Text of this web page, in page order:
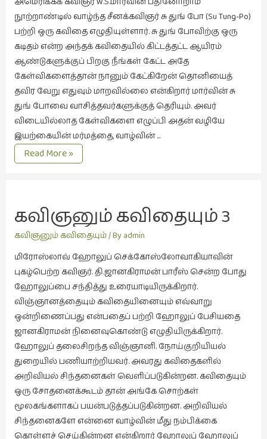
இசை
(23)
இணையதளம்
(23)
இந்திய
இலக்கியம்
இயற்கை
இன்னொரு
கவிதை
உலக
இலக்கியப்
பேருரைகள்
ஊடகம்
எனக்குப்
பிடித்த
கதைகள்
(39)
எனது
நூற்றாண்டில் வாழ்ந்த சீனக்கவிஞர் சு துங் போ (Su Tung-Po)
பற்றி ஒரு கவிதை எழுதியுள்ளார். சு துங் போவிற்கு ஒரு
கடிதம் என்ற அந்தக் கவிதையில் கிட்டத்தட்ட ஆயிரம்
ஆண்டுகளுக்குப் பிறகு நீங்கள் கேட்ட அதே
கேள்விகளைத்தான் நானும் கேட்கிறேன் தொனியைத்
தவிர வேறு எதுவும் மாறவில்லை என்கிறார் மார்வின் சு
துங் போவை வாசித்தவர்களுக்குத் தெரியும். அவர்
விடையில்லாத கேள்விகளை எழுப்பி அதன் வழியே
இயற்கையின் மர்மத்தை, வாழ்வின் …
கவிஞனும்
கவிதையும்
துங்
போவின்
நிலவு
Read More »
கவிஞனும் கவிதையும் 3
கவிதையின்
ரசாயனக்கூடம்
கவிஞனும் கவிதையும்/ By admin
மிரோஸ்லாவ் ஹோலுப் செக்கோஸ்லோவாகியாவின்
புகழ்பெற்ற கவிஞர். தி.ஜானகிராமன் பாரீஸ் சென்ற போது
ஹோலுப்பை சந்தித்து உரையாடியிருக்கிறார்.
விஞ்ஞானத்தையும் கவிதையினையும் எவ்வாறு
ஒன்றிணைப்பது என்பதைப் பற்றி ஹோலுப் பேசியதை
ஜானகிராமன் நினைவுகொண்டு எழுதியிருக்கிறார்.
ஹோலுப் தலைசிறந்த விஞ்ஞானி. நோய்குறியியல்
துறையில் பணியாற்றியவர். அவரது கவிதைகளில்
அறிவியல் சிந்தனைகள் வெளிப்படுகின்றன. கவிதையும்
ஒரு சோதனைக்கூடம் தான் அங்கே சொற்கள்
மூலகங்களாகப் பயன்படுத்தப்படுகின்றன. அறிவியல்
சிந்தனைகளே என்னை வாழ்வின் மீது நம்பிக்கை
கொள்ளச் செய்கின்றன என்கிறார் ஹோலுப் ஹோலுப்